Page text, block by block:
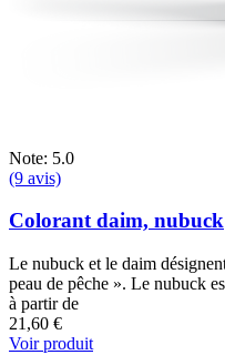
Note: 5.0
(9 avis)
Colorant daim, nubuck
Le nubuck et le daim
peau de pêche ». Le nubuck
à partir de
21,60 €
Voir produit